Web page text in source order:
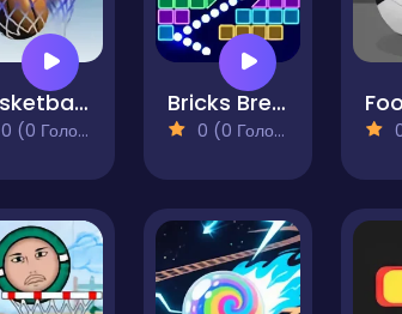
Basketball School
0 (0 Голосів)
Bricks Breaker Deluxe
0 (0 Голосів)